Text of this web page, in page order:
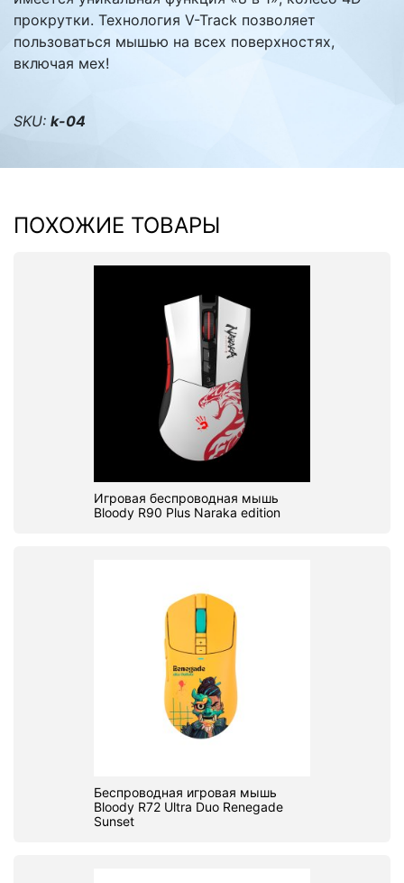
прокрутки. Технология V-Track позволяет
пользоваться мышью на всех поверхностях,
включая мех!
SKU: k-04
ПОХОЖИЕ ТОВАРЫ
Игровая беспроводная мышь
Bloody R90 Plus Naraka edition
Беспроводная игровая мышь
Bloody R72 Ultra Duo Renegade
Sunset